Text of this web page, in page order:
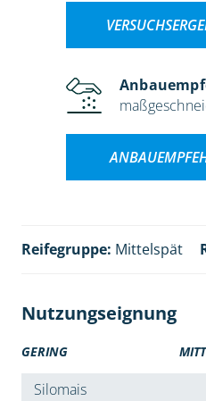
Reifegruppe: Mittelspät
Nutzungseignung
GERING
Silomais